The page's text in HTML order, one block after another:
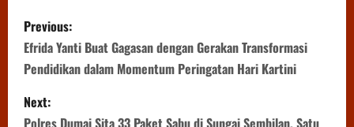
P
o
s
t
Previous:
Efrida Yanti Buat Gagasan dengan Gerakan Transformasi
Pendidikan dalam Momentum Peringatan Hari Kartini
Next:
Polres Dumai Sita 33 Paket Sabu di Sungai Sembilan, Satu